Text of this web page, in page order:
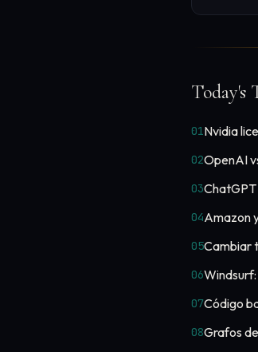
Today's
01Nvidia
02OpenAI
03
04Amazon
05Cambiar
06
07Código
08Grafos